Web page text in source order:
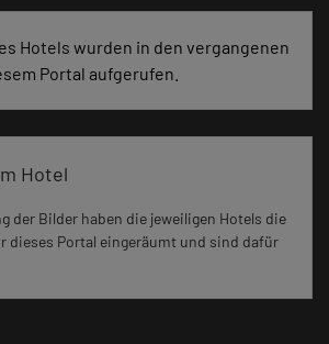
Hotels wurden in den vergangenen
Portal aufgerufen.
Hotel
der Bilder haben die jeweiligen Hotels die
dieses Portal eingeräumt und sind dafür